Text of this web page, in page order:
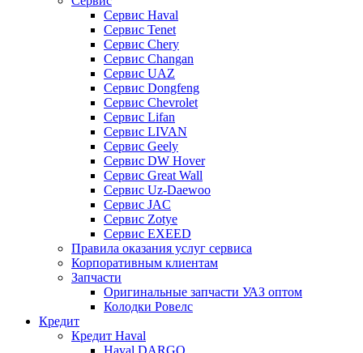
Сервис Haval
Сервис Tenet
Сервис Chery
Сервис Changan
Сервис UAZ
Сервис Dongfeng
Сервис Chevrolet
Сервис Lifan
Сервис LIVAN
Сервис Geely
Сервис DW Hover
Сервис Great Wall
Сервис Uz-Daewoo
Сервис JAC
Сервис Zotye
Сервис EXEED
Правила оказания услуг сервиса
Корпоративным клиентам
Запчасти
Оригинальные запчасти УАЗ оптом
Колодки Ровелс
Кредит
Кредит Haval